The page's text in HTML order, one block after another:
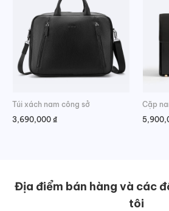
Túi xách nam công sở
3,690,000 ₫
Cặp
Địa điểm bán hàng và các
tôi